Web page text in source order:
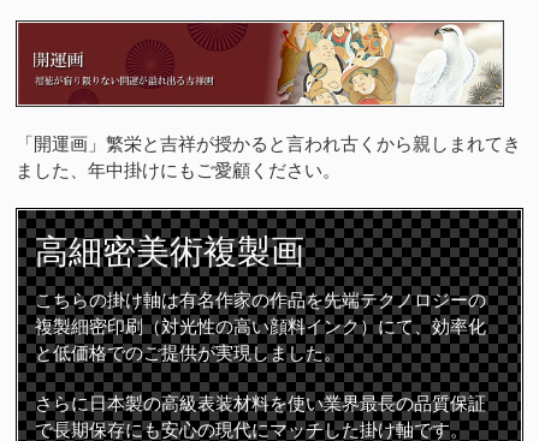
「開運画」繁栄と吉祥が授かると言われ古くから親しまれてき
ました、年中掛けにもご愛顧ください。
高細密美術複製画
こちらの掛け軸は有名作家の作品を先端テクノロジーの
複製細密印刷（対光性の高い顔料インク）にて、効率化
と低価格でのご提供が実現しました。
さらに日本製の高級表装材料を使い業界最長の品質保証
で長期保存にも安心の現代にマッチした掛け軸です。